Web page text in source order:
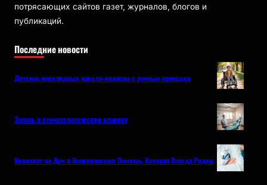
потрясающих сайтов газет, журналов, блогов и
публикаций.
Последние новости
Детские инвалидные кресла-коляски с ручным приводом
Запись в стоматологическую клинику
Нарколог на Дом в Новокузнецке: Помощь, Которая Всегда Рядом